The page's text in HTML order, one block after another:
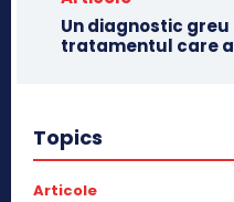
Un diagnostic
tratamentul care
Topics
Articole